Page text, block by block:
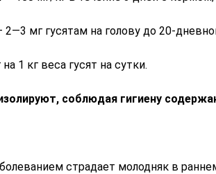
2—3 мг гусятам на голову до 20-
1 кг веса гусят на сутки.
соблюдая гигиену
страдает молодняк в